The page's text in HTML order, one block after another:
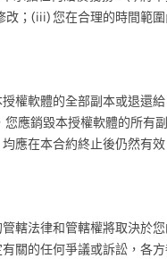
；(iii) 您在合理的時間範
權軟體的全部副本或退還
應銷毀本授權軟體的所
應在本合約終止後仍然有效
轄法律和管轄權將取決
關的任何爭議或訴訟，各